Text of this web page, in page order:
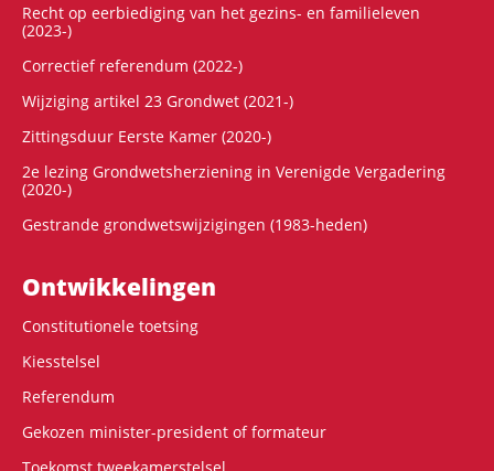
Recht op eerbiediging van het gezins- en familieleven
(2023-)
Correctief referendum (2022-)
Wijziging artikel 23 Grondwet (2021-)
Zittingsduur Eerste Kamer (2020-)
2e lezing Grondwetsherziening in Verenigde Vergadering
(2020-)
Gestrande grondwetswijzigingen (1983-heden)
Ontwikke­lingen
Constitutionele toetsing
Kiesstelsel
Referendum
Gekozen minister-president of formateur